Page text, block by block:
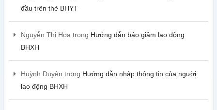
đầu trên thẻ BHYT
Nguyễn Thị Hoa trong Hướng dẫn báo giảm lao động
BHXH
Huỳnh Duyên trong Hướng dẫn nhập thông tin của người
lao động BHXH